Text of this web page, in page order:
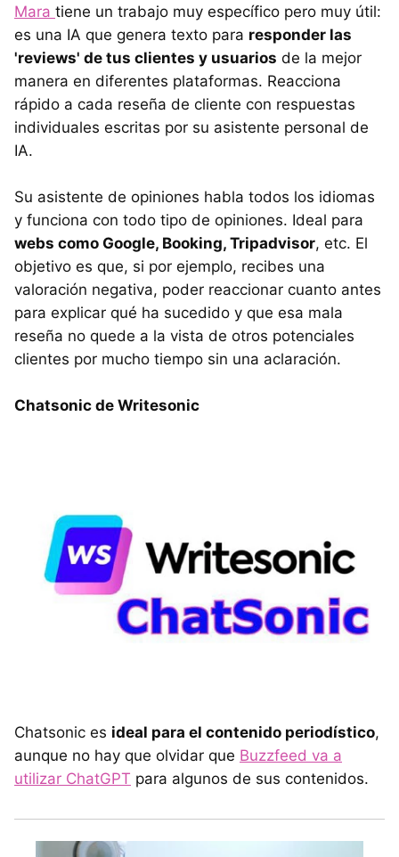
Mara tiene un trabajo muy específico pero muy útil:
es una IA que genera texto para responder las
'reviews' de tus clientes y usuarios de la mejor
manera en diferentes plataformas. Reacciona
rápido a cada reseña de cliente con respuestas
individuales escritas por su asistente personal de
IA.
Su asistente de opiniones habla todos los idiomas
y funciona con todo tipo de opiniones. Ideal para
webs como Google, Booking, Tripadvisor, etc. El
objetivo es que, si por ejemplo, recibes una
valoración negativa, poder reaccionar cuanto antes
para explicar qué ha sucedido y que esa mala
reseña no quede a la vista de otros potenciales
clientes por mucho tiempo sin una aclaración.
Chatsonic de Writesonic
Chatsonic es ideal para el contenido periodístico,
aunque no hay que olvidar que Buzzfeed va a
utilizar ChatGPT para algunos de sus contenidos.